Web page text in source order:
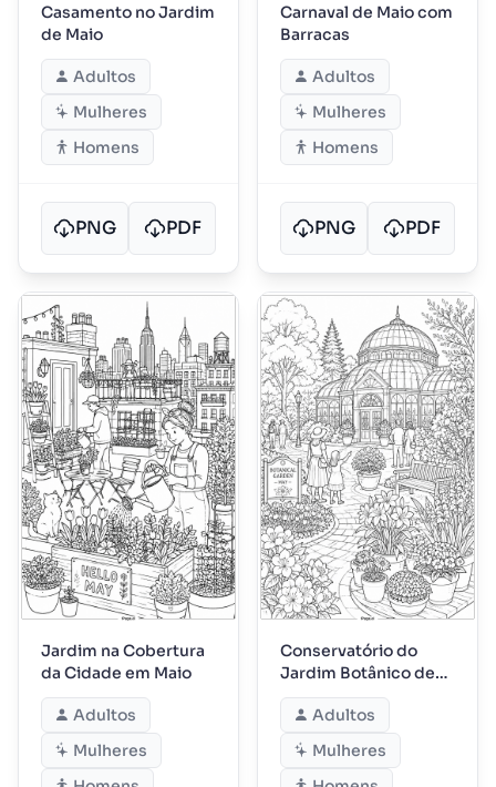
Casamento no Jardim
de Maio
Adultos
Mulheres
Homens
PNG PDF
Carnaval de Maio com
Barracas
Adultos
Mulheres
Homens
PNG PDF
Jardim na Cobertura
da Cidade em Maio
Adultos
Mulheres
Conservatório do
Jardim Botânico de
Maio
Adultos
Mulheres